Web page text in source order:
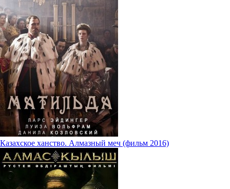
Казахское ханство. Алмазный меч (фильм 2016)